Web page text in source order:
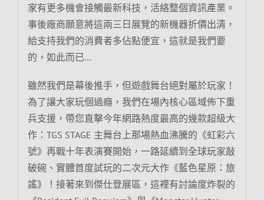
家有更多機會接觸最新科技，活絡整個資訊產業。
事後廠商願意將這兩三日展覽的新機器折價出清，
給支持我們的消費者多佔點便宜，這就是我們要
的，如此而已…
雖然我們是幕後推手，但遊戲舞台絕對屬於玩家！
為了讓大家玩個過癮，我們在場內核心區域佈下重
兵支援，帶您直擊今年網路熱度最高的幾款超級大
作：TGS STAGE 主舞台上那場熱血沸騰的《虹彩六
號》再戰十年表演賽開始，一路延續到全球玩家敲
破碗、實體首度試玩的二次元大作《藍色星原：旅
謠》！接著來到傑仕登展區，這裡有討論度炸裂的